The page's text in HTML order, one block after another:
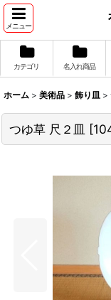
メニュー
カテゴリ 名入れ商品
ホーム > 美術品 > 飾り皿 >
つゆ草 尺２皿 [